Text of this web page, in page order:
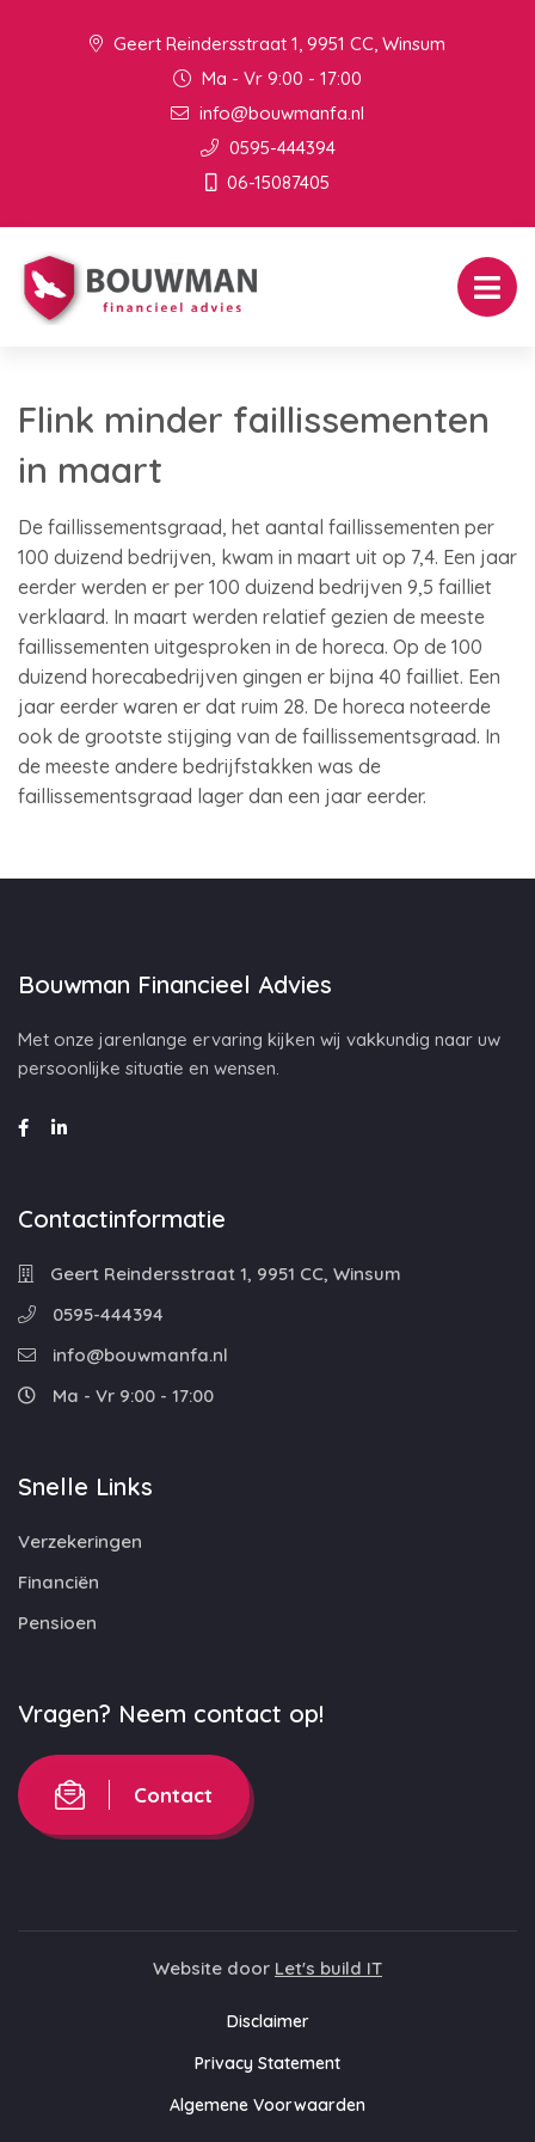
Geert Reindersstraat 1, 9951 CC, Winsum
Ma - Vr 9:00 - 17:00
info@bouwmanfa.nl
0595-444394
06-15087405
Flink minder faillissementen
in maart
De faillissementsgraad, het aantal faillissementen per
100 duizend bedrijven, kwam in maart uit op 7,4. Een jaar
eerder werden er per 100 duizend bedrijven 9,5 failliet
verklaard. In maart werden relatief gezien de meeste
faillissementen uitgesproken in de horeca. Op de 100
duizend horecabedrijven gingen er bijna 40 failliet. Een
jaar eerder waren er dat ruim 28. De horeca noteerde
ook de grootste stijging van de faillissementsgraad. In
de meeste andere bedrijfstakken was de
faillissementsgraad lager dan een jaar eerder.
Bouwman Financieel Advies
Met onze jarenlange ervaring kijken wij vakkundig naar uw
persoonlijke situatie en wensen.
Contactinformatie
Geert Reindersstraat 1, 9951 CC, Winsum
0595-444394
info@bouwmanfa.nl
Ma - Vr 9:00 - 17:00
Snelle Links
Verzekeringen
Financiën
Pensioen
Vragen? Neem contact op!
Contact
Website door Let's build IT
Disclaimer
Privacy Statement
Algemene Voorwaarden